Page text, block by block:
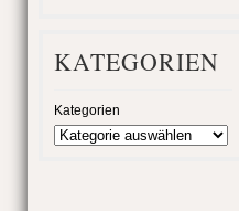
KATEGORIEN
Kategorien